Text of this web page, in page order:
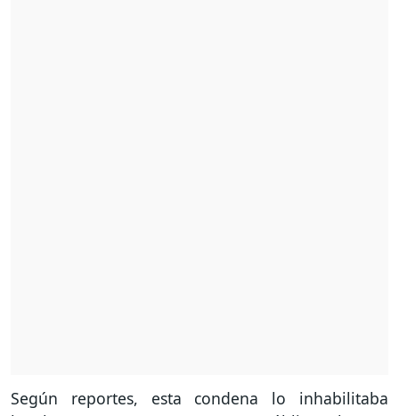
Según reportes, esta condena lo inhabilitaba